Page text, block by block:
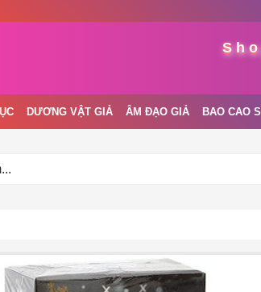
DƯƠNG VẬT GIẢ ÂM ĐẠO GIẢ BAO CAO